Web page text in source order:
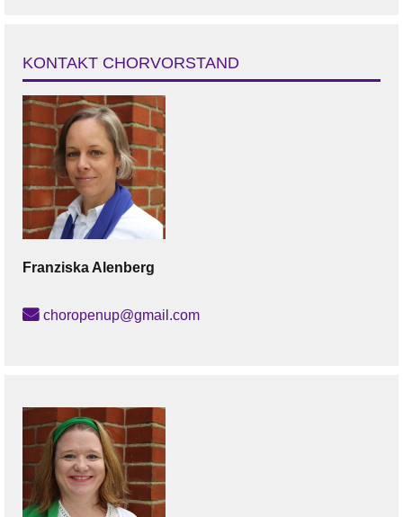
KONTAKT CHORVORSTAND
Franziska Alenberg
choropenup@gmail.com